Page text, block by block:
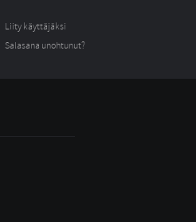
Liity käyttäjäksi
Salasana unohtunut?